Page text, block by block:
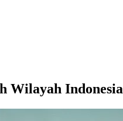
Wilayah Indonesia